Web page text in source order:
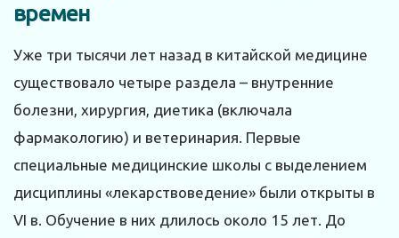
времен
Уже три тысячи лет назад в китайской медицине
существовало четыре раздела – внутренние
болезни, хирургия, диетика (включала
фармакологию) и ветеринария. Первые
специальные медицинские школы с выделением
дисциплины «лекарствоведение» были открыты в
VI в. Обучение в них длилось около 15 лет. До